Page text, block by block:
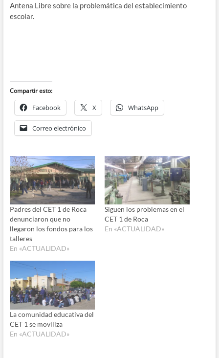
Antena Libre sobre la problemática del establecimiento
escolar.
Compartir esto:
Facebook X WhatsApp
Correo electrónico
Padres del CET 1 de Roca
denunciaron que no
llegaron los fondos para los
talleres
En «ACTUALIDAD»
Siguen los problemas en el
CET 1 de Roca
En «ACTUALIDAD»
La comunidad educativa del
CET 1 se moviliza
En «ACTUALIDAD»